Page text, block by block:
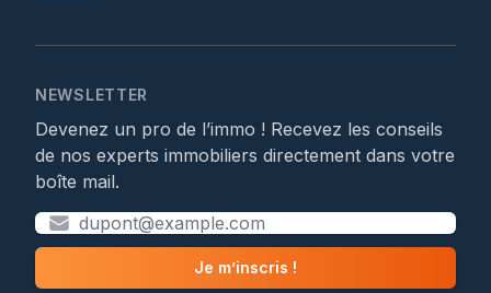
NEWSLETTER
Devenez un pro de l’immo ! Recevez les conseils
de nos experts immobiliers directement dans votre
boîte mail.
Je m’inscris !